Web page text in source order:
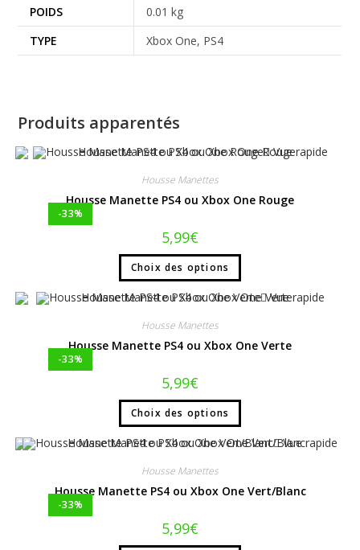
POIDS
0.01 kg
TYPE
Xbox One, PS4
Produits apparentés
-33%
Vue rapide
Housse Manettes
Housse Manette PS4 ou Xbox One Rouge
5,99€
Choix des options
-33%
Vue rapide
Housse Manettes
Housse Manette PS4 ou Xbox One Verte
5,99€
Choix des options
-33%
Vue rapide
Housse Manettes
Housse Manette PS4 ou Xbox One Vert/Blanc
5,99€